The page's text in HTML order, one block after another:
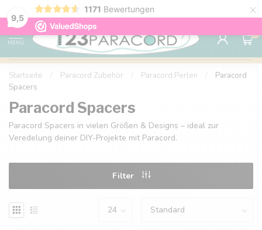
9,5
1171 Bewertungen ×
Kostenlose Lieferung nach Hause ab 150 €
MENU
0
Startseite Paracord Zubehör Paracord Perlen
Paracord
Spacers
Paracord Spacers
Paracord Spacers in vielen Größen & Designs – ideal zur
Veredelung deiner DIY-Projekte mit Paracord.
Filter